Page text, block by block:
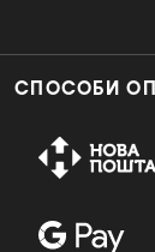
СПОСОБИ